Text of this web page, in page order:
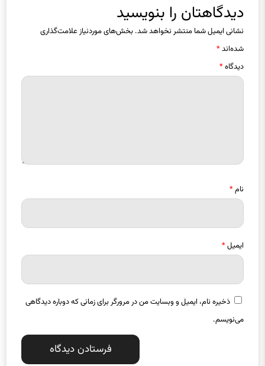
دیدگاهتان را بنویسید
نشانی ایمیل شما منتشر نخواهد شد. بخش‌های موردنیاز علامت‌گذاری
شده‌اند*
دیدگاه*
نام*
ایمیل*
ذخیره نام، ایمیل و وبسایت من در مرورگر برای زمانی که دوباره دیدگاهی
می‌نویسم.